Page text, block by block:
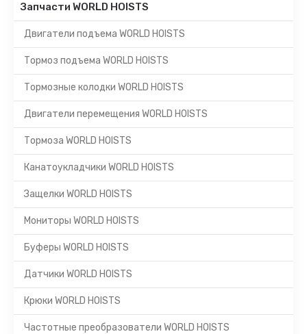
Запчасти WORLD HOISTS
Двигатели подъема WORLD HOISTS
Тормоз подъема WORLD HOISTS
Тормозные колодки WORLD HOISTS
Двигатели перемещения WORLD HOISTS
Тормоза WORLD HOISTS
Канатоукладчики WORLD HOISTS
Защелки WORLD HOISTS
Мониторы WORLD HOISTS
Буферы WORLD HOISTS
Датчики WORLD HOISTS
Крюки WORLD HOISTS
Частотные преобразователи WORLD HOISTS